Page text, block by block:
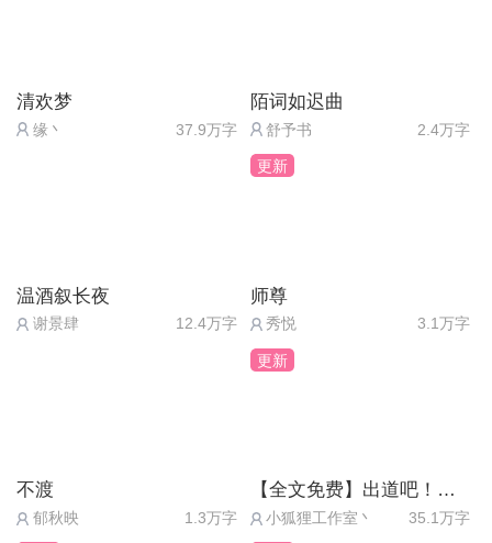
清欢梦
缘丶 37.9万字
陌词如迟曲
舒予书 2.4万字
温酒叙长夜
谢景肆 12.4万字
更新
师尊
秀悦 3.1万字
不渡
郁秋映 1.3万字
更新
【全文免费】出道吧！超级偶像2（送月卡）
小狐狸工作室丶 35.1万字